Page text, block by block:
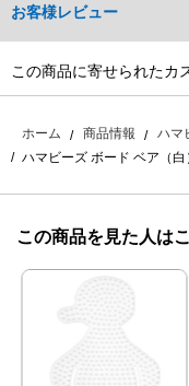
お客様レビュー
この商品に寄せられたカ
ホーム 商品情報 ハマ
ハマビーズ ボード ベア（白
この商品を見た人は